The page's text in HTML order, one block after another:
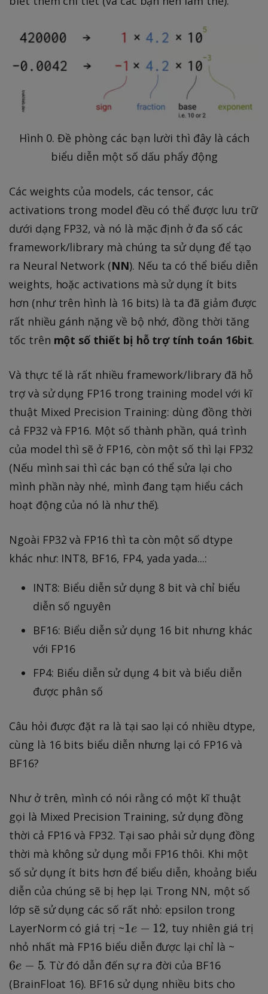
Hình 0. Đề phòng các bạn lười thì đây là cách
biểu diễn một số dấu phẩy động
Các weights của models, các tensor, các
activations trong model đều có thể được lưu trữ
dưới dạng FP32, và nó là mặc định ở đa số các
framework/library mà chúng ta sử dụng để tạo
ra Neural Network (NN). Nếu ta có thể biểu diễn
weights, hoặc activations mà sử dụng ít bits
hơn (như trên hình là 16 bits) là ta đã giảm được
rất nhiều gánh nặng về bộ nhớ, đồng thời tăng
tốc trên một số thiết bị hỗ trợ tính toán 16bit.
Và thực tế là rất nhiều framework/library đã hỗ
trợ và sử dụng FP16 trong training model với kĩ
thuật Mixed Precision Training: dùng đồng thời
cả FP32 và FP16. Một số thành phần, quá trình
của model thì sẽ ở FP16, còn một số thì lại FP32
(Nếu mình sai thì các bạn có thể sửa lại cho
mình phần này nhé, mình đang tạm hiểu cách
hoạt động của nó là như thế).
Ngoài FP32 và FP16 thì ta còn một số dtype
khác như: INT8, BF16, FP4, yada yada...:
INT8: Biểu diễn sử dụng 8 bit và chỉ biểu
diễn số nguyên
BF16: Biểu diễn sử dụng 16 bit nhưng khác
với FP16
FP4: Biểu diễn sử dụng 4 bit và biểu diễn
được phân số
Câu hỏi được đặt ra là tại sao lại có nhiều dtype,
cùng là 16 bits biểu diễn nhưng lại có FP16 và
BF16?
Như ở trên, mình có nói rằng có một kĩ thuật
gọi là Mixed Precision Training, sử dụng đồng
thời cả FP16 và FP32. Tại sao phải sử dụng đồng
thời mà không sử dụng mỗi FP16 thôi. Khi một
số sử dụng ít bits hơn để biểu diễn, khoảng biểu
diễn của chúng sẽ bị hẹp lại. Trong NN, một số
lớp sẽ sử dụng các số rất nhỏ: epsilon trong
LayerNorm có giá trị ~1
e
1
2
1e − 12, tuy nhiên giá trị
nhỏ nhất mà FP16 biểu diễn được lại chỉ là ~
6e − 5. Từ đó dẫn đến sự ra đời của BF16
(BrainFloat 16). BF16 sử dụng nhiều bits cho